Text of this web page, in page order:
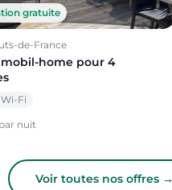
gratuite
de-France
home pour 4
Wi-Fi
par nuit
Voir toutes nos offres →